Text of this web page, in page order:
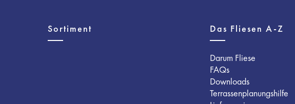
Sortiment Das Fliesen A-Z
Darum Fliese
FAQs
Downloads
Terrassenplanungshilfe